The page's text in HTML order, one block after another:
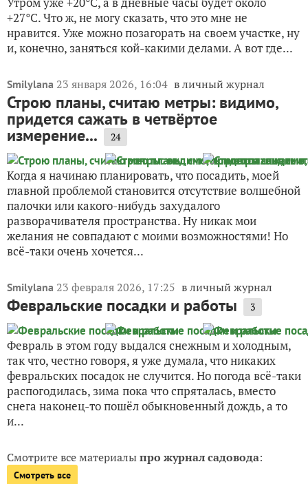
+27°C. Что ж, не могу сказать, что это мне не
нравится. Уже можно позагорать на своем участке, ну
и, конечно, заняться кой-какими делами. А вот где...
Smilylana 23 января 2026, 16:04 в личный журнал
Строю планы, считаю метры: видимо,
придется сажать в четвёртое
измерение... 24
Когда я начинаю планировать, что посадить, моей
главной проблемой становится отсутствие волшебной
палочки или какого-нибудь захудалого
разворачивателя пространства. Ну никак мои
желания не совпадают с моими возможностями! Но
всё-таки очень хочется...
Smilylana 23 февраля 2026, 17:25 в личный журнал
Февральские посадки и работы 3
Февраль в этом году выдался снежным и холодным,
так что, честно говоря, я уже думала, что никаких
февральских посадок не случится. Но погода всё-таки
распогодилась, зима пока что спряталась, вместо
снега наконец-то пошёл обыкновенный дождь, а то
и...
Смотрите все материалыпро журнал садовода:
Смотреть все